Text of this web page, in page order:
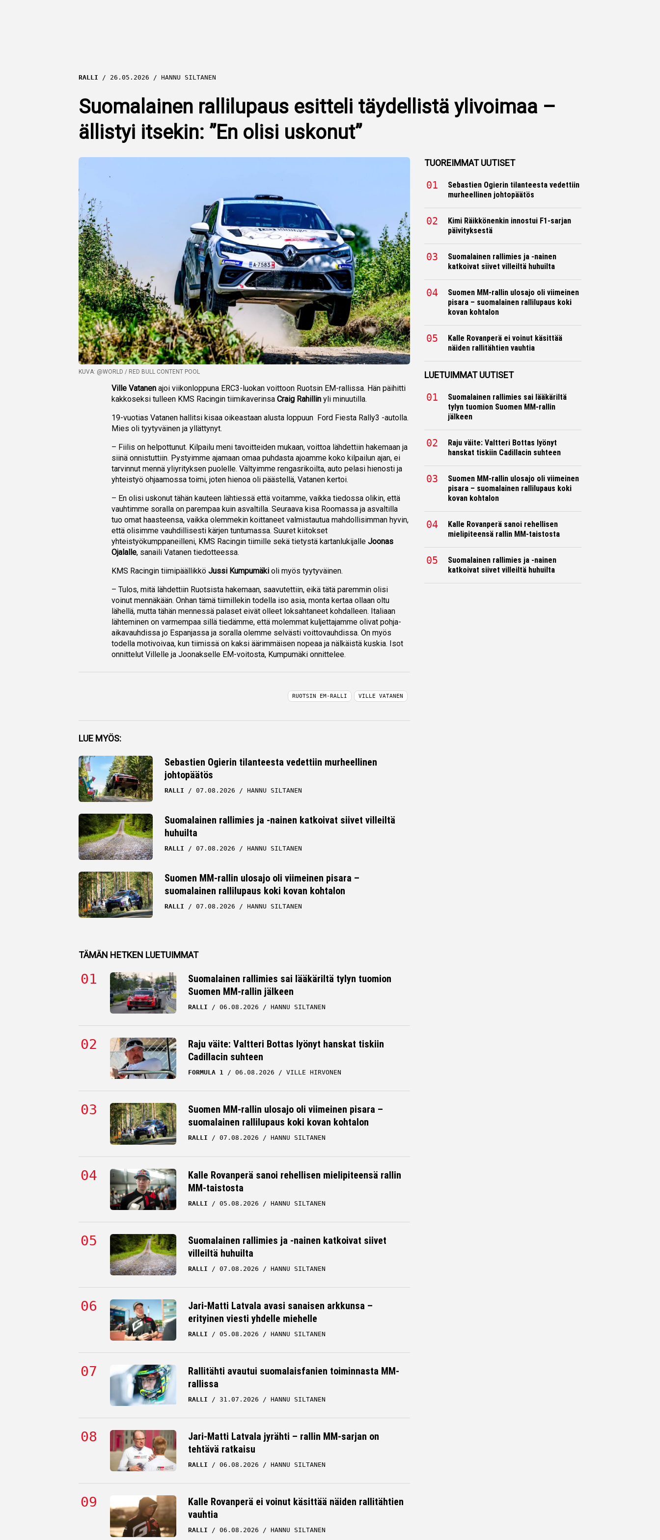
RALLI 26.05.2026 HANNU SILTANEN
Suomalainen rallilupaus esitteli täydellistä ylivoimaa –
ällistyi itsekin: ”En olisi uskonut”
KUVA: @WORLD / RED BULL CONTENT POOL
Ville Vatanen ajoi viikonloppuna ERC3-luokan voittoon Ruotsin EM-rallissa. Hän päihitti
kakkoseksi tulleen KMS Racingin tiimikaverinsaCraig Rahillin yli minuutilla.
19-vuotias Vatanen hallitsi kisaa oikeastaan alusta loppuun Ford Fiesta Rally3 -autolla.
Mies oli tyytyväinen ja yllättynyt.
– Fiilis on helpottunut. Kilpailu meni tavoitteiden mukaan, voittoa lähdettiin hakemaan ja
siinä onnistuttiin. Pystyimme ajamaan omaa puhdasta ajoamme koko kilpailun ajan, ei
tarvinnut mennä yliyrityksen puolelle. Vältyimme rengasrikoilta, auto pelasi hienosti ja
yhteistyö ohjaamossa toimi, joten hienoa oli päästellä, Vatanen kertoi.
– En olisi uskonut tähän kauteen lähtiessä että voitamme, vaikka tiedossa olikin, että
vauhtimme soralla on parempaa kuin asvaltilla. Seuraava kisa Roomassa ja asvaltilla
tuo omat haasteensa, vaikka olemmekin koittaneet valmistautua mahdollisimman hyvin,
että olisimme vauhdillisesti kärjen tuntumassa. Suuret kiitokset
yhteistyökumppaneilleni, KMS Racingin tiimille sekä tietystä kartanlukijalleJoonas
Ojalalle, sanaili Vatanen tiedotteessa.
KMS Racingin tiimipäällikköJussi Kumpumäkioli myös tyytyväinen.
– Tulos, mitä lähdettiin Ruotsista hakemaan, saavutettiin, eikä tätä paremmin olisi
voinut mennäkään. Onhan tämä tiimillekin todella iso asia, monta kertaa ollaan oltu
lähellä, mutta tähän mennessä palaset eivät olleet loksahtaneet kohdalleen. Italiaan
lähteminen on varmempaa sillä tiedämme, että molemmat kuljettajamme olivat pohja-
aikavauhdissa jo Espanjassa ja soralla olemme selvästi voittovauhdissa. On myös
todella motivoivaa, kun tiimissä on kaksi äärimmäisen nopeaa ja nälkäistä kuskia. Isot
onnittelut Villelle ja Joonakselle EM-voitosta, Kumpumäki onnittelee.
Facebook
Twitter
Whatsapp
RUOTSIN EM-RALLI VILLE VATANEN
LUE MYÖS:
Sebastien Ogierin tilanteesta vedettiin murheellinen
johtopäätös
RALLI 07.08.2026 HANNU SILTANEN
Suomalainen rallimies ja -nainen katkoivat siivet villeiltä
huhuilta
RALLI 07.08.2026 HANNU SILTANEN
Suomen MM-rallin ulosajo oli viimeinen pisara –
suomalainen rallilupaus koki kovan kohtalon
RALLI 07.08.2026 HANNU SILTANEN
TÄMÄN HETKEN LUETUIMMAT
Suomalainen rallimies sai lääkäriltä tylyn tuomion
Suomen MM-rallin jälkeen
RALLI 06.08.2026 HANNU SILTANEN
Raju väite: Valtteri Bottas lyönyt hanskat tiskiin
Cadillacin suhteen
FORMULA 1 06.08.2026 VILLE HIRVONEN
Suomen MM-rallin ulosajo oli viimeinen pisara –
suomalainen rallilupaus koki kovan kohtalon
RALLI 07.08.2026 HANNU SILTANEN
Kalle Rovanperä sanoi rehellisen mielipiteensä rallin
MM-taistosta
RALLI 05.08.2026 HANNU SILTANEN
Suomalainen rallimies ja -nainen katkoivat siivet
villeiltä huhuilta
RALLI 07.08.2026 HANNU SILTANEN
Jari-Matti Latvala avasi sanaisen arkkunsa –
erityinen viesti yhdelle miehelle
RALLI 05.08.2026 HANNU SILTANEN
Rallitähti avautui suomalaisfanien toiminnasta MM-
rallissa
RALLI 31.07.2026 HANNU SILTANEN
Jari-Matti Latvala jyrähti – rallin MM-sarjan on
tehtävä ratkaisu
RALLI 06.08.2026 HANNU SILTANEN
Kalle Rovanperä ei voinut käsittää näiden rallitähtien
vauhtia
RALLI 06.08.2026 HANNU SILTANEN
TUOREIMMAT UUTISET
Sebastien Ogierin tilanteesta vedettiin
murheellinen johtopäätös
Kimi Räikkönenkin innostui F1-sarjan
päivityksestä
Suomalainen rallimies ja -nainen
katkoivat siivet villeiltä huhuilta
Suomen MM-rallin ulosajo oli viimeinen
pisara – suomalainen rallilupaus koki
kovan kohtalon
Kalle Rovanperä ei voinut käsittää
näiden rallitähtien vauhtia
LUETUIMMAT UUTISET
Suomalainen rallimies sai lääkäriltä
tylyn tuomion Suomen MM-rallin
jälkeen
Raju väite: Valtteri Bottas lyönyt
hanskat tiskiin Cadillacin suhteen
Suomen MM-rallin ulosajo oli viimeinen
pisara – suomalainen rallilupaus koki
kovan kohtalon
Kalle Rovanperä sanoi rehellisen
mielipiteensä rallin MM-taistosta
Suomalainen rallimies ja -nainen
katkoivat siivet villeiltä huhuilta